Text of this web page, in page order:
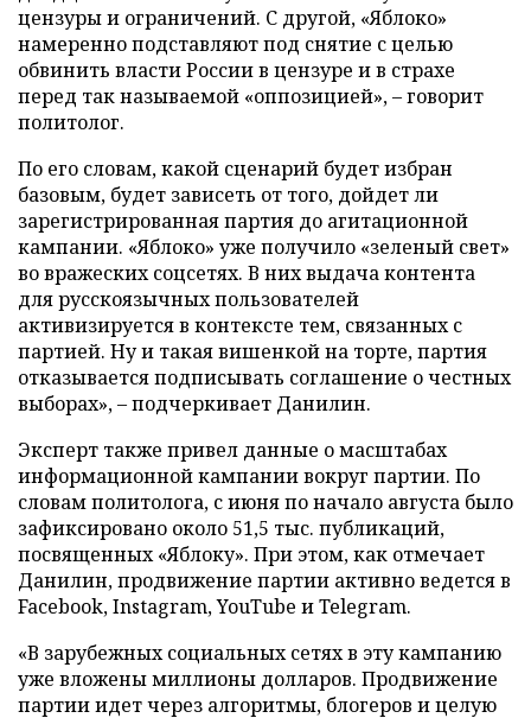
цензуры и ограничений. С другой, «Яблоко»
намеренно подставляют под снятие с целью
обвинить власти России в цензуре и в страхе
перед так называемой «оппозицией», – говорит
политолог.
По его словам, какой сценарий будет избран
базовым, будет зависеть от того, дойдет ли
зарегистрированная партия до агитационной
кампании. «Яблоко» уже получило «зеленый свет»
во вражеских соцсетях. В них выдача контента
для русскоязычных пользователей
активизируется в контексте тем, связанных с
партией. Ну и такая вишенкой на торте, партия
отказывается подписывать соглашение о честных
выборах», – подчеркивает Данилин.
Эксперт также привел данные о масштабах
информационной кампании вокруг партии. По
словам политолога, с июня по начало августа было
зафиксировано около 51,5 тыс. публикаций,
посвященных «Яблоку». При этом, как отмечает
Данилин, продвижение партии активно ведется в
Facebook, Instagram, YouTube и Telegram.
«В зарубежных социальных сетях в эту кампанию
уже вложены миллионы долларов. Продвижение
партии идет через алгоритмы, блогеров и целую